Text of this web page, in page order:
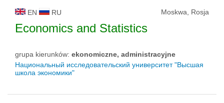
EN RU Moskwa, Rosja
Economics and Statistics
grupa kierunków: ekonomiczne, administracyjne
Национальный исследовательский университет "Высшая
школа экономики"